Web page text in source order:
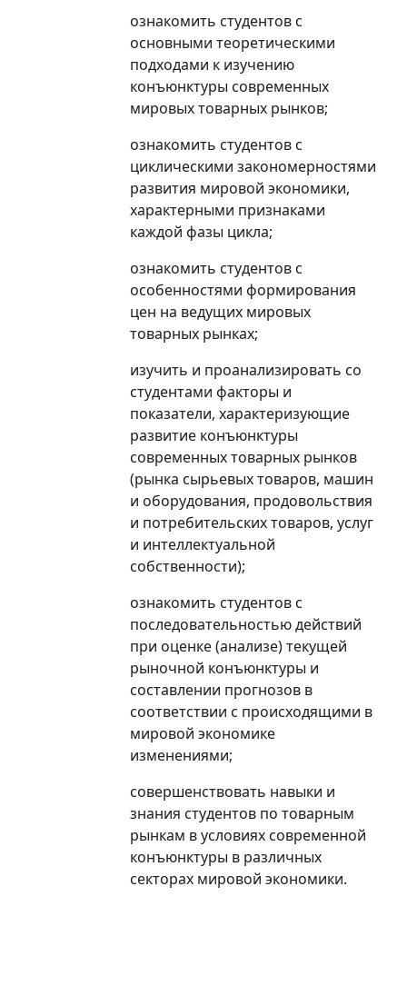
ознакомить студентов с
основными теоретическими
подходами к изучению
конъюнктуры современных
мировых товарных рынков;
ознакомить студентов с
циклическими закономерностями
развития мировой экономики,
характерными признаками
каждой фазы цикла;
ознакомить студентов с
особенностями формирования
цен на ведущих мировых
товарных рынках;
изучить и проанализировать со
студентами факторы и
показатели, характеризующие
развитие конъюнктуры
современных товарных рынков
(рынка сырьевых товаров, машин
и оборудования, продовольствия
и потребительских товаров, услуг
и интеллектуальной
собственности);
ознакомить студентов с
последовательностью действий
при оценке (анализе) текущей
рыночной конъюнктуры и
составлении прогнозов в
соответствии с происходящими в
мировой экономике
изменениями;
совершенствовать навыки и
знания студентов по товарным
рынкам в условиях современной
конъюнктуры в различных
секторах мировой экономики.